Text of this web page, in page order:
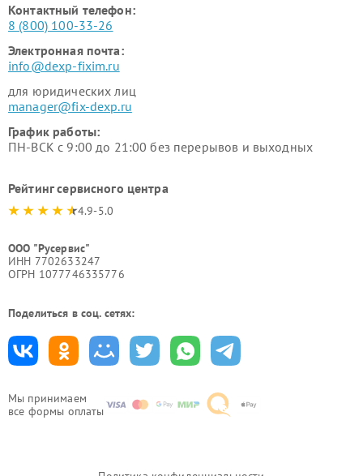
Мы принимаем
все формы оплаты
Контактный телефон:
8 (800) 100-33-26
Электронная почта:
info@dexp-fixim.ru
для юридических лиц
manager@fix-dexp.ru
График работы:
ПН-ВСК с 9:00 до 21:00 без перерывов и выходных
Рейтинг сервисного центра
4.9-5.0
ООО "Русервис"
ИНН 7702633247
ОГРН 1077746335776
Поделиться в соц. сетях: